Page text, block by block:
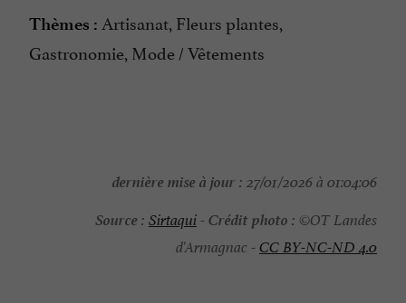
Thèmes : Artisanat, Fleurs plantes,
Gastronomie, Mode / Vêtements
dernière mise à jour : 27/01/2026 à 01:04:06
Source : Sirtaqui-Crédit photo : ©OT Landes
d'Armagnac -CC BY-NC-ND 4.0